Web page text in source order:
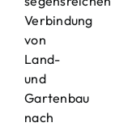
Verbindung
von
Land-
und
Gartenbau
nach